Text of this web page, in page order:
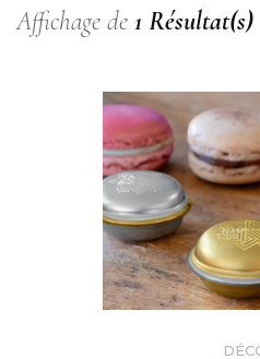
Affichage de 1 Résultat(s)